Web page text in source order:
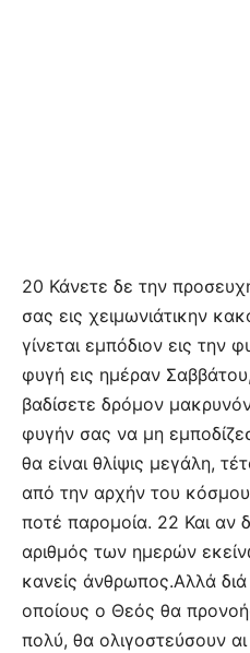
20 Κάνετε δε την
σας εις χειμωνιάτικην
γίνεται εμπόδιον εις την
φυγή εις ημέραν
βαδίσετε δρόμον
φυγήν σας να μη
θα είναι θλίψις μεγάλη,
από την αρχήν του
ποτέ παρομοία. 22 Και αν
αριθμός των ημερών
κανείς άνθρωπος.Αλλά
οποίους ο Θεός θα
πολύ, θα ολιγοστεύσουν αι